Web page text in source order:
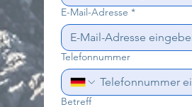
E-Mail-Adresse *
Telefonnummer
Betreff